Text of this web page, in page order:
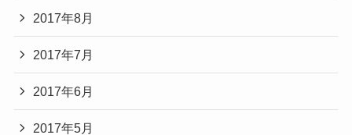
2017年8月
2017年7月
2017年6月
2017年5月